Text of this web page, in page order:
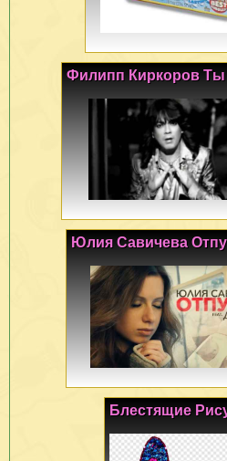
Филипп Киркоров
Юлия Савичева
Блестящие